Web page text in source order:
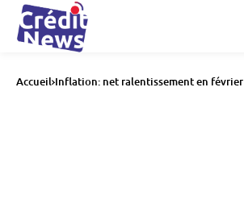
Accueil Inflation: net ralentissement en février